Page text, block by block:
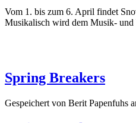
Vom 1. bis zum 6. April findet
Musikalisch wird dem Musik- und
Spring Breakers
Gespeichert von Berit Papenfuhs